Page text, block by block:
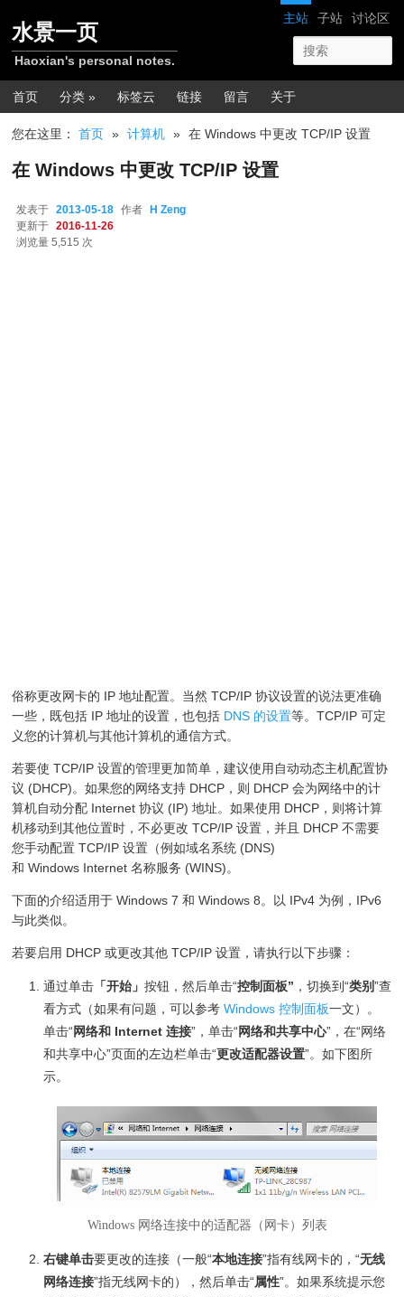
网站导航
主站 子站 讨论区
水景一页
Haoxian's personal notes.
主菜单
首页 分类 » 标签云 链接 留言 关于
您在这里：首页 » 计算机 » 在 Windows 中更改 TCP/IP 设置
在 Windows 中更改 TCP/IP 设置
发表于 2013-05-18 作者
H Zeng
更新于
2016-11-26
浏览量 5,515 次
俗称更改网卡的 IP 地址配置。当然 TCP/IP 协议设置的说法更准确
一些，既包括 IP 地址的设置，也包括 DNS 的设置等。TCP/IP 可定
义您的计算机与其他计算机的通信方式。
若要使 TCP/IP 设置的管理更加简单，建议使用自动动态主机配置协
议 (DHCP)。如果您的网络支持 DHCP，则 DHCP 会为网络中的计
算机自动分配 Internet 协议 (IP) 地址。如果使用 DHCP，则将计算
机移动到其他位置时，不必更改 TCP/IP 设置，并且 DHCP 不需要
您手动配置 TCP/IP 设置（例如域名系统 (DNS)
和 Windows Internet 名称服务 (WINS)。
下面的介绍适用于 Windows 7 和 Windows 8。以 IPv4 为例，IPv6
与此类似。
若要启用 DHCP 或更改其他 TCP/IP 设置，请执行以下步骤：
通过单击 「开始」按钮，然后单击“控制面板” ，切换到“类别”查
看方式（如果有问题，可以参考Windows 控制面板一文）。
单击“网络和 Internet 连接”，单击“网络和共享中心”，在“网络
和共享中心”页面的左边栏单击“更改适配器设置”。如下图所
示。
Windows 网络连接中的适配器（网卡）列表
右键单击要更改的连接（一般“本地连接”指有线网卡的，“无线
网络连接”指无线网卡的），然后单击“属性”。如果系统提示您